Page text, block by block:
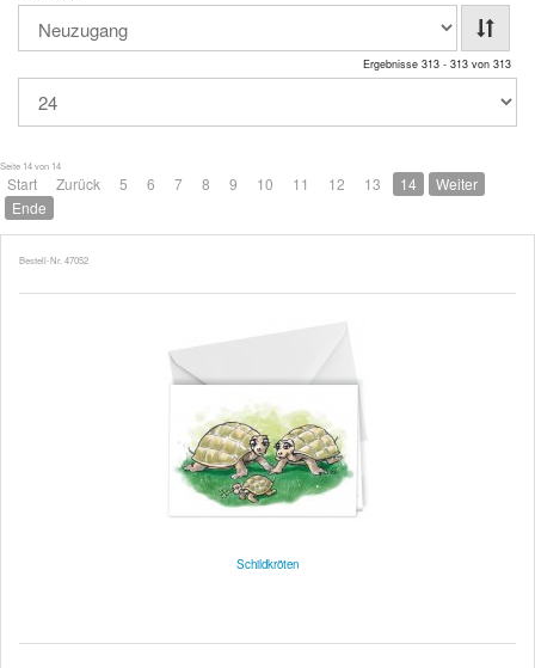
Ergebnisse 313 - 313 von 313
Seite 14 von 14
Start Zurück 5 6 7 8 9 10 11 12 13 14
Weiter
Ende
Bestell-Nr. 47052
Schildkröten